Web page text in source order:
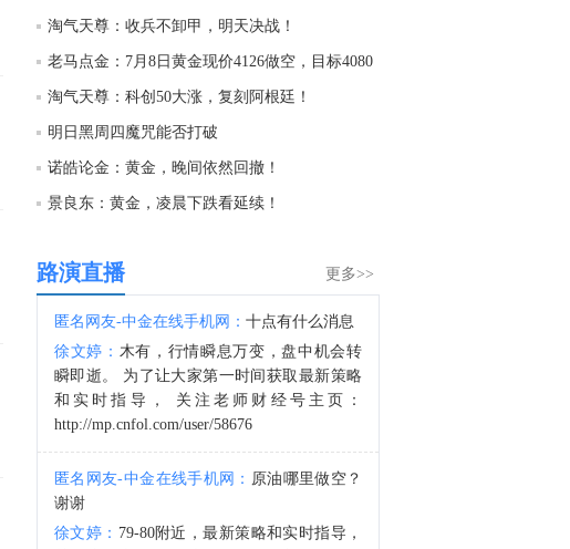
19:05:37
据伊朗司法系统媒体米赞通讯社：伊朗巴斯基组织副司令表示，未来将发布伊朗最高领袖穆杰塔巴在公众场合和与指挥官会晤的视频。
19:04:08
以色列总理内塔尼亚胡：关于美国的15点加沙计划，有些想法我们可以接受，有些则不能。
淘气天尊：收兵不卸甲，明天决战！
老马点金：7月8日黄金现价4126做空，目标4080
淘气天尊：科创50大涨，复刻阿根廷！
明日黑周四魔咒能否打破
诺皓论金：黄金，晚间依然回撤！
​景良东：黄金，凌晨下跌看延续！
更多>>
路演直播
匿名网友-中金在线手机网： 十点有什么消息
徐文婷： 木有，行情瞬息万变，盘中机会转
瞬即逝。 为了让大家第一时间获取最新策略
和实时指导， 关注老师财经号主页：
http://mp.cnfol.com/user/58676
匿名网友-中金在线手机网： 原油哪里做空？
谢谢
徐文婷： 79-80附近，最新策略和实时指导，